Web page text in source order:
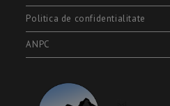
Politica de confidentialitate
ANPC